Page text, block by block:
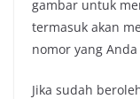
gambar untuk
termasuk akan
nomor yang
Jika sudah